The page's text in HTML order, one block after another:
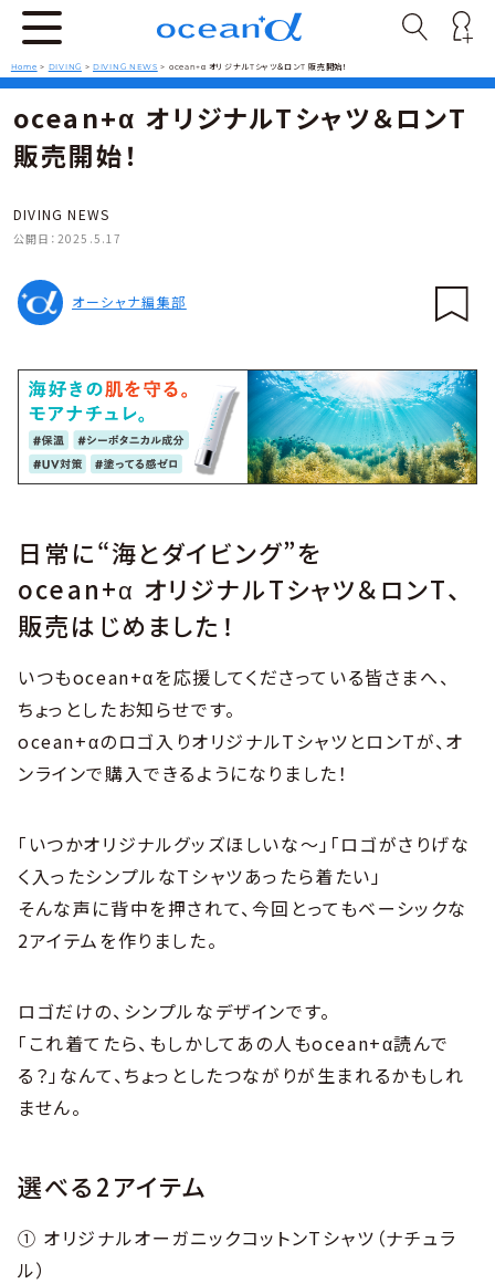
Home > DIVING >DIVING NEWS > ocean+α オリジナルTシャツ＆ロンT 販売開始！
ocean+α オリジナルTシャツ＆ロンT
販売開始！
DIVING NEWS
公開日： 2025.5.17
オーシャナ編集部
日常に“海とダイビング”を
ocean+α オリジナルTシャツ＆ロンT、
販売はじめました！
いつもocean+αを応援してくださっている皆さまへ、
ちょっとしたお知らせです。
ocean+αのロゴ入りオリジナルTシャツとロンTが、オ
ンラインで購入できるようになりました！
「いつかオリジナルグッズほしいな〜」「ロゴがさりげな
く入ったシンプルなTシャツあったら着たい」
そんな声に背中を押されて、今回とってもベーシックな
2アイテムを作りました。
ロゴだけの、シンプルなデザインです。
「これ着てたら、もしかしてあの人もocean+α読んで
る？」なんて、ちょっとしたつながりが生まれるかもしれ
ません。
選べる2アイテム
① オリジナルオーガニックコットンTシャツ（ナチュラ
ル）